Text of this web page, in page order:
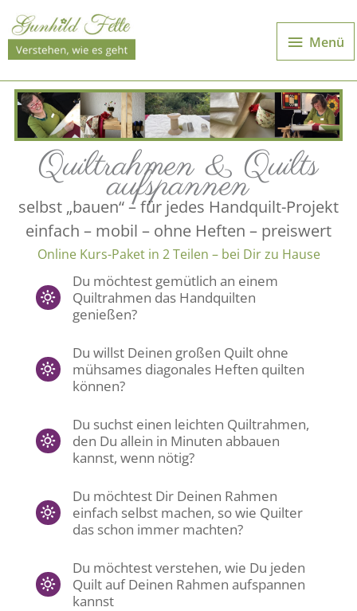
Inhalt
springen
Menü
Menü
Quiltrahmen & Quilts
aufspannen
selbst „bauen“ – für jedes Handquilt-Projekt
einfach – mobil – ohne Heften – preiswert
Online Kurs-Paket in 2 Teilen – bei Dir zu Hause
Du möchtest gemütlich an einem
Quiltrahmen das Handquilten
genießen?
Du willst Deinen großen Quilt ohne
mühsames diagonales Heften quilten
können?
Du suchst einen leichten Quiltrahmen,
den Du allein in Minuten abbauen
kannst, wenn nötig?
Du möchtest Dir Deinen Rahmen
einfach selbst machen, so wie Quilter
das schon immer machten?
Du möchtest verstehen, wie Du jeden
Quilt auf Deinen Rahmen aufspannen
kannst